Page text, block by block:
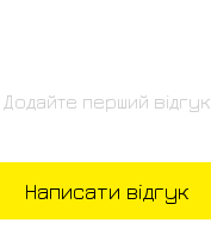
Додайте перший відгук
Написати відгук